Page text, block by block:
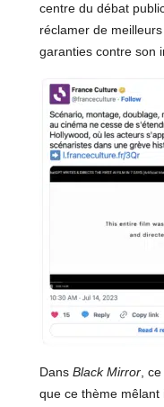
centre du débat
réclamer de
garanties contre son
Dans Black Mirror ,
que ce thème mêlant